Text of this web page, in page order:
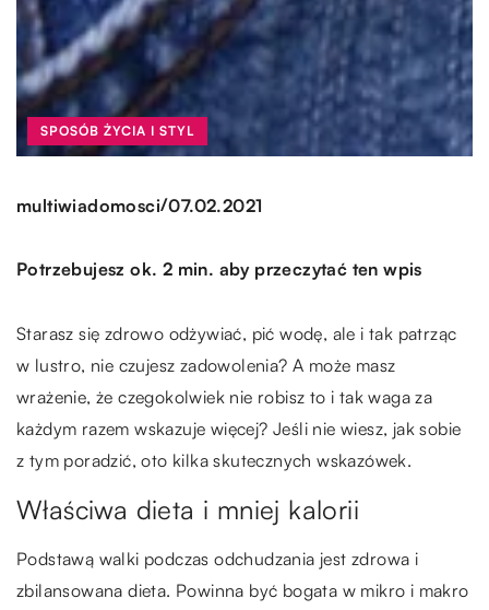
SPOSÓB ŻYCIA I STYL
multiwiadomosci/07.02.2021
Potrzebujesz ok. 2 min. aby przeczytać ten wpis
Starasz się zdrowo odżywiać, pić wodę, ale i tak patrząc
w lustro, nie czujesz zadowolenia? A może masz
wrażenie, że czegokolwiek nie robisz to i tak waga za
każdym razem wskazuje więcej? Jeśli nie wiesz, jak sobie
z tym poradzić, oto kilka skutecznych wskazówek.
Właściwa dieta i mniej kalorii
Podstawą walki podczas odchudzania jest zdrowa i
zbilansowana dieta. Powinna być bogata w mikro i makro